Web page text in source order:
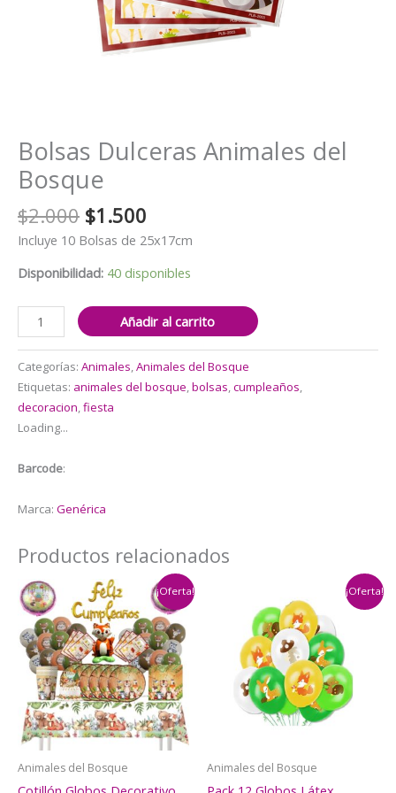
Bolsas Dulceras Animales del
Bosque
$2.000 El
precio
era:
$1.500
precio
es:
Incluye 10 Bolsas de 25x17cm
Disponibilidad: 40 disponibles
Bolsas
Dulceras
Animales
del
Bosque
cantidad
Añadir al carrito
Categorías: Animales,Animales del Bosque
Etiquetas: animales del bosque,bolsas,cumpleaños,
decoracion,fiesta
Loading...
Barcode:
Marca: Genérica
Productos relacionados
¡Oferta!
Animales del Bosque
¡Oferta!
Animales del Bosque